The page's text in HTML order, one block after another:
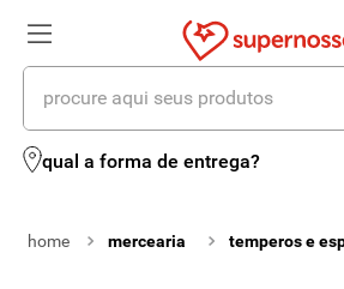
procure aqui seus produtos
qual a forma de entrega?
mercearia temperos e
termos mais buscados
2º leite